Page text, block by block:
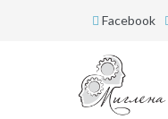
Facebook